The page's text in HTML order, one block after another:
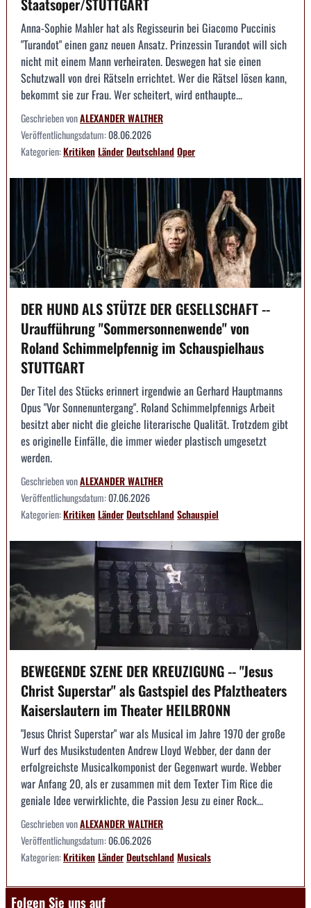
Staatsoper/STUTTGART
Anna-Sophie Mahler hat als Regisseurin bei Giacomo Puccinis
"Turandot" einen ganz neuen Ansatz. Prinzessin Turandot will sich
nicht mit einem Mann verheiraten. Deswegen hat sie einen
Schutzwall von drei Rätseln errichtet. Wer die Rätsel lösen kann,
bekommt sie zur Frau. Wer scheitert, wird enthaupte...
Geschrieben vonALEXANDER WALTHER
Veröffentlichungsdatum:08.06.2026
Kategorien:KritikenLänderDeutschlandOper
DER HUND ALS STÜTZE DER GESELLSCHAFT --
Uraufführung "Sommersonnenwende" von
Roland Schimmelpfennig im Schauspielhaus
STUTTGART
Der Titel des Stücks erinnert irgendwie an Gerhard Hauptmanns
Opus "Vor Sonnenuntergang". Roland Schimmelpfennigs Arbeit
besitzt aber nicht die gleiche literarische Qualität. Trotzdem gibt
es originelle Einfälle, die immer wieder plastisch umgesetzt
werden.
Geschrieben vonALEXANDER WALTHER
Veröffentlichungsdatum:07.06.2026
Kategorien:KritikenLänderDeutschlandSchauspiel
BEWEGENDE SZENE DER KREUZIGUNG -- "Jesus
Christ Superstar" als Gastspiel des Pfalztheaters
Kaiserslautern im Theater HEILBRONN
"Jesus Christ Superstar" war als Musical im Jahre 1970 der große
Wurf des Musikstudenten Andrew Lloyd Webber, der dann der
erfolgreichste Musicalkomponist der Gegenwart wurde. Webber
war Anfang 20, als er zusammen mit dem Texter Tim Rice die
geniale Idee verwirklichte, die Passion Jesu zu einer Rock...
Geschrieben vonALEXANDER WALTHER
Veröffentlichungsdatum:06.06.2026
Kategorien:KritikenLänderDeutschlandMusicals
Folgen Sie uns auf